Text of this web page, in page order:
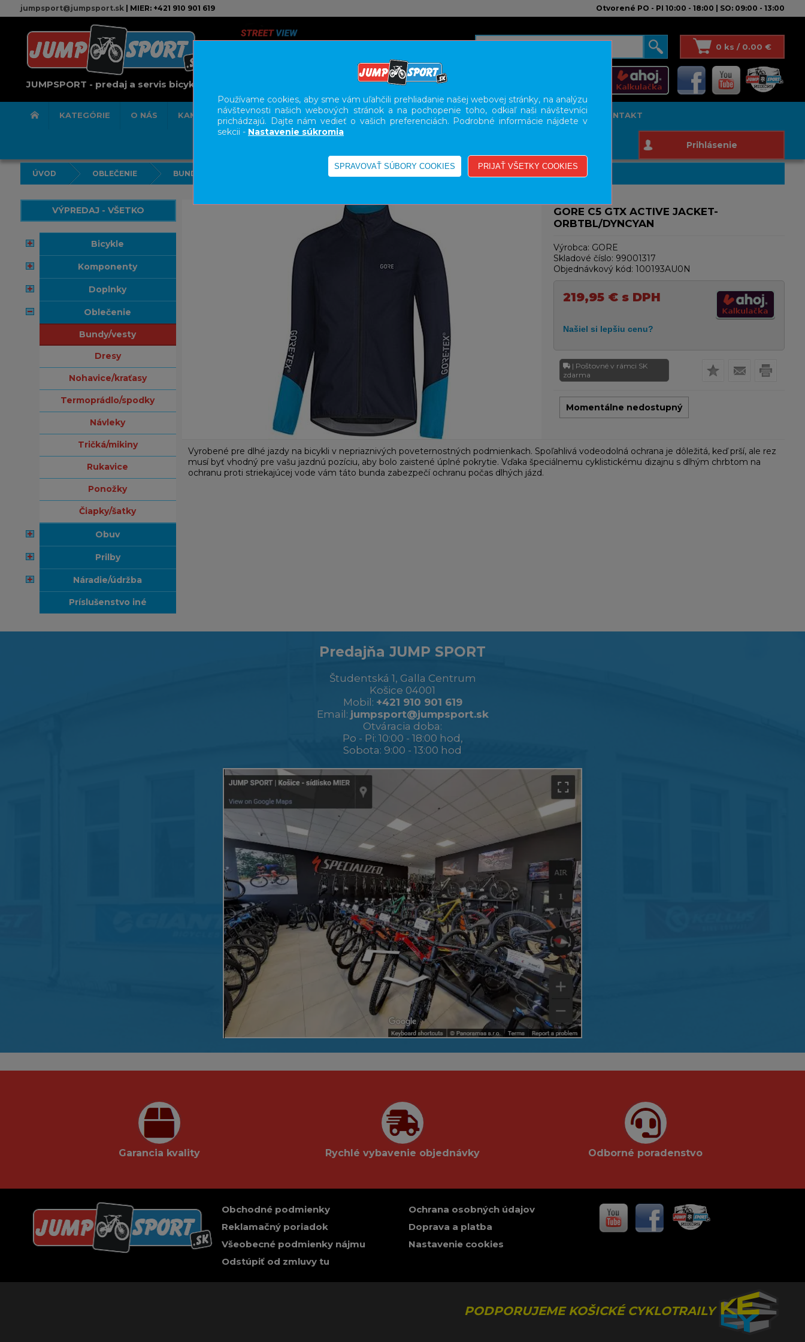
jumpsport@jumpsport.sk| MIER: +421 910 901 619 Otvorené PO - PI 10:00 - 18:00 | SO: 09:00 - 13:00
JUMPSPORT - predaj a servis bicyklov
0 ks / 0.00 €
KATEGÓRIE O NÁS KAMENNÁ PREDAJNA SERVIS SLUŽBY KARIÉRA BODY GEOMETRY FIT STUDIO KONTAKT
Prihlásenie
ÚVOD OBLEČENIE BUNDY/VESTY
VÝPREDAJ - VŠETKO
bicykle
komponenty
doplnky
oblečenie
bundy/vesty
dresy
nohavice/kraťasy
termoprádlo/spodky
návleky
tričká/mikiny
rukavice
ponožky
čiapky/šatky
obuv
prilby
náradie/údržba
príslušenstvo iné
GORE C5 GTX ACTIVE JACKET-
ORBTBL/DYNCYAN
Výrobca: GORE
Skladové číslo: 99001317
Objednávkový kód: 100193AU0N
219,95 €s DPH
| Poštovné v rámci SK
zdarma
Momentálne nedostupný
Vyrobené pre dlhé jazdy na bicykli v nepriaznivých poveternostných podmienkach. Spoľahlivá vodeodolná ochrana je dôležitá, keď prší, ale rez
musí byť vhodný pre vašu jazdnú pozíciu, aby bolo zaistené úplné pokrytie. Vďaka špeciálnemu cyklistickému dizajnu s dlhým chrbtom na
ochranu proti striekajúcej vode vám táto bunda zabezpečí ochranu počas dlhých jázd.
Predajňa JUMP SPORT
Študentská 1, Galla Centrum
Košice 04001
Mobil: +421 910 901 619
Email: jumpsport@jumpsport.sk
Otváracia doba:
Po - Pi: 10:00 - 18:00 hod,
Sobota: 9:00 - 13:00 hod
Garancia kvality Rychlé vybavenie objednávky Odborné poradenstvo
Obchodné podmienky
Reklamačný poriadok
Všeobecné podmienky nájmu
Odstúpiť od zmluvy tu
Ochrana osobných údajov
Doprava a platba
Nastavenie cookies
PODPORUJEME KOŠICKÉ CYKLOTRAILY
Používame cookies, aby sme vám uľahčili prehliadanie našej webovej stránky, na analýzu
návštevnosti našich webových stránok a na pochopenie toho, odkiaľ naši návštevníci
prichádzajú. Dajte nám vedieť o vašich preferenciách. Podrobné informácie nájdete v
sekcii - Nastavenie súkromia